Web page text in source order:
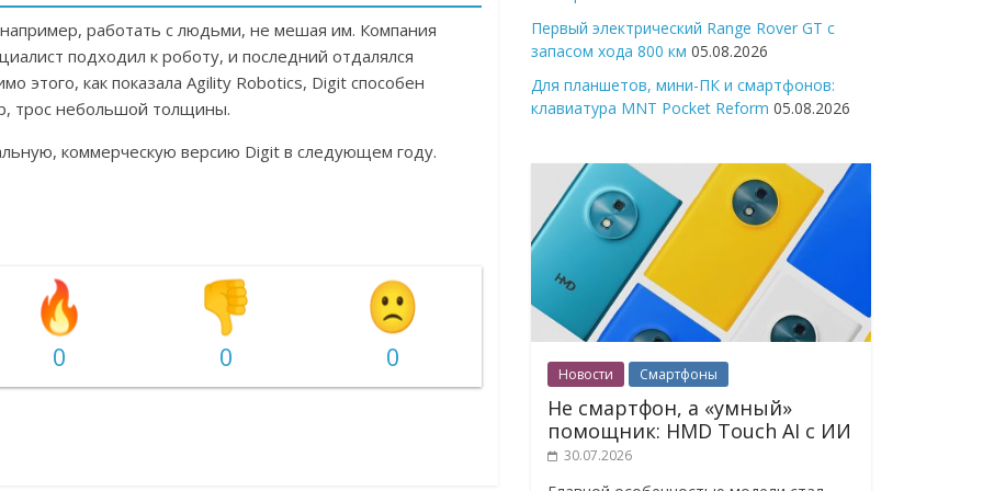
работать с людьми, не мешая им. Компания
подходил к роботу, и последний отдалялся
этого, как показала Agility Robotics, Digit способен
трос небольшой толщины.
коммерческую версию Digit в следующем году.
0 0 0
Первый электрический Range Rover GT с
запасом хода 800 км 05.08.2026
Для планшетов, мини-ПК и смартфонов:
клавиатура MNT Pocket Reform 05.08.2026
Новости Смартфоны
Не смартфон, а «умный»
помощник: HMD Touch AI с ИИ
30.07.2026